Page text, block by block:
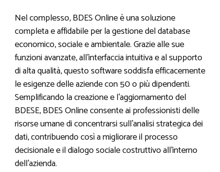
Nel complesso, BDES Online è una soluzione
completa e affidabile per la gestione del database
economico, sociale e ambientale. Grazie alle sue
funzioni avanzate, all’interfaccia intuitiva e al supporto
di alta qualità, questo software soddisfa efficacemente
le esigenze delle aziende con 50 o più dipendenti.
Semplificando la creazione e l’aggiornamento del
BDESE, BDES Online consente ai professionisti delle
risorse umane di concentrarsi sull’analisi strategica dei
dati, contribuendo così a migliorare il processo
decisionale e il dialogo sociale costruttivo all’interno
dell’azienda.